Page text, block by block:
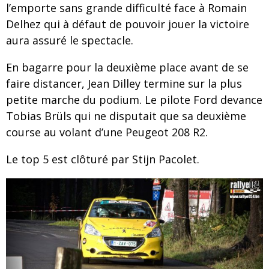
l’emporte sans grande difficulté face à Romain
Delhez qui à défaut de pouvoir jouer la victoire
aura assuré le spectacle.
En bagarre pour la deuxième place avant de se
faire distancer, Jean Dilley termine sur la plus
petite marche du podium. Le pilote Ford devance
Tobias Brüls qui ne disputait que sa deuxième
course au volant d’une Peugeot 208 R2.
Le top 5 est clôturé par Stijn Pacolet.